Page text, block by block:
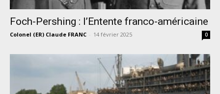
Foch-Pershing : l’Entente franco-américaine
Colonel (ER) Claude FRANC - 14 février 2025 0